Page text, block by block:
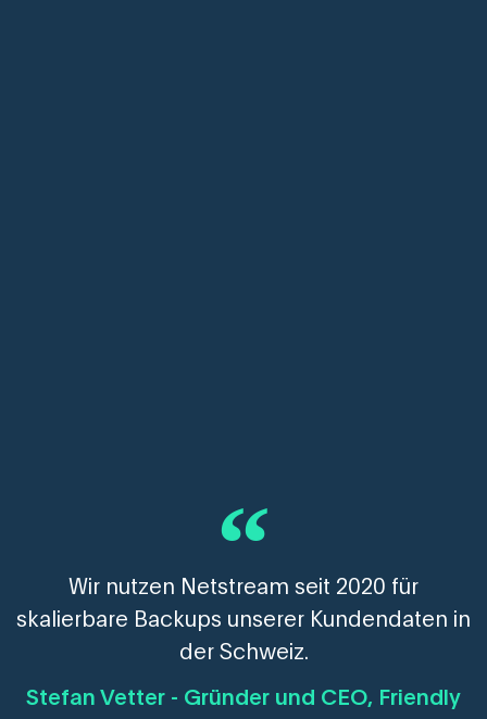
Wir nutzen Netstream seit 2020 für
skalierbare Backups unserer Kundendaten in
der Schweiz.
Stefan Vetter - Gründer und CEO, Friendly